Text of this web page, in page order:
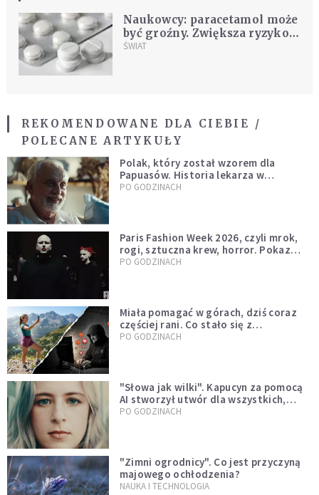
Naukowcy: paracetamol może
być groźny. Zwiększa ryzyko
zawałów i udarów
ŚWIAT
REKOMENDOWANE DLA CIEBIE /
POLECANE ARTYKUŁY
Polak, który został wzorem dla
Papuasów. Historia lekarza w
sutannie, który uleczył dżunglę
PO GODZINACH
Paris Fashion Week 2026, czyli mrok,
rogi, sztuczna krew, horror. Pokaz
mody czy fascynacja diabłem?
PO GODZINACH
Miała pomagać w górach, dziś coraz
częściej rani. Co stało się z
Tatromaniakami?
PO GODZINACH
"Słowa jak wilki". Kapucyn za pomocą
AI stworzył utwór dla wszystkich,
którzy doświadczają hejtu
PO GODZINACH
"Zimni ogrodnicy". Co jest przyczyną
majowego ochłodzenia?
NAUKA I TECHNOLOGIA